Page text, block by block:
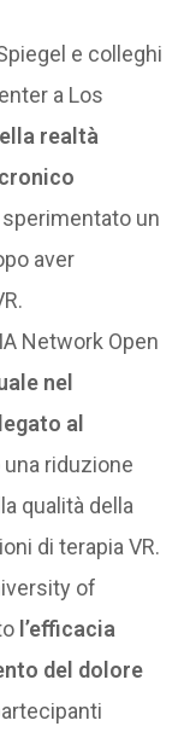
e colleghi
a Los
realtà
un
aver
Network Open
nel
al
riduzione
qualità della
di terapia VR.
of
l’efficacia
del dolore